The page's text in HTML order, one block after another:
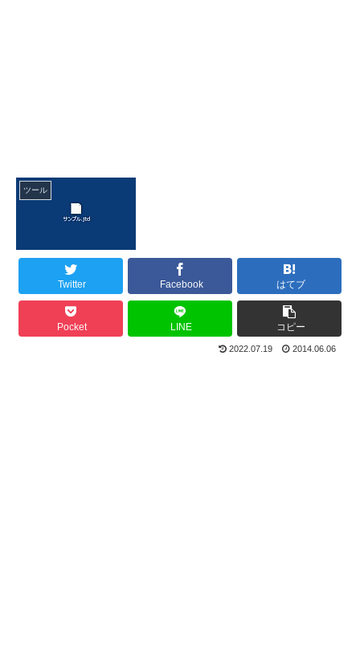
ツール
Twitter Facebook はてブ
Pocket LINE コピー
2022.07.19 2014.06.06